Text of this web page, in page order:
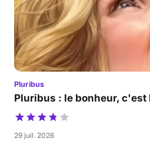
Pluribus
Pluribus : le bonheur, c'est
29 juil. 2026